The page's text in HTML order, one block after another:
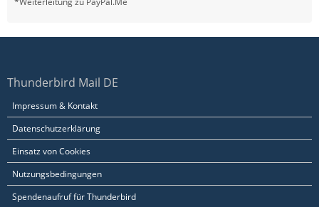
Thunderbird Mail DE
Impressum & Kontakt
Datenschutzerklärung
Einsatz von Cookies
Nutzungsbedingungen
Spendenaufruf für Thunderbird